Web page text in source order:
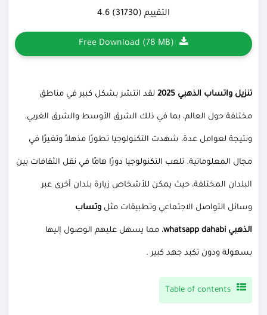
التقييم (31730) 4.6
Free Download (78 MB)
تنزيل واتساب الذهبي 2025 لقد انتشر بشكل كبير في مناطق
مختلفة حول العالم، بما في ذلك الشرق الأوسط والشرق الغربي.
ونتيجة لعوامل عدة، شهدت التكنولوجيا تطورًا مذهلاً وتغيرًا في
مجال المعلوماتية. تلعب التكنولوجيا دورًا هامًا في نقل الثقافات بين
البلدان المختلفة، حيث يمكن للأشخاص زيارة بلدان أخرى عبر
وسائل التواصل الاجتماعي وتطبيقات مثل وتساب
الذهبي whatsapp dahabi ، مما يسهل عليهم الوصول إليها
بسهولة ودون تكبد جهد كبير .
Table of contents